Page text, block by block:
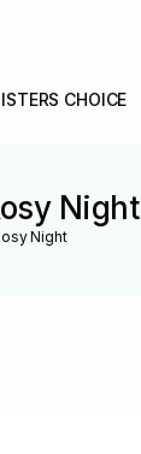
CHOICE
Night
Night